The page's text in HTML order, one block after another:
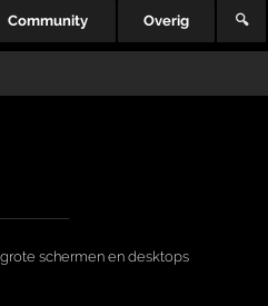
Community Overig 🔍
schermen en desktops